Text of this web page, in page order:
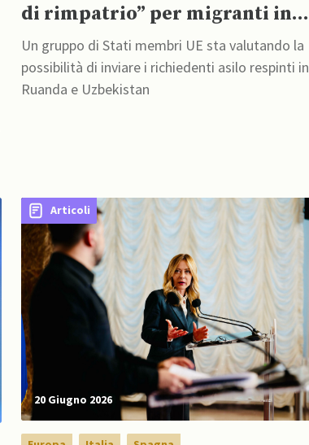
di rimpatrio” per migranti in
Ruanda e Uzbekistan
Un gruppo di Stati membri UE sta valutando la
possibilità di inviare i richiedenti asilo respinti in
Ruanda e Uzbekistan
Articoli
20 Giugno 2026